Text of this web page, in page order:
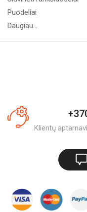
Puodeliai
Daugiau...
Klientų